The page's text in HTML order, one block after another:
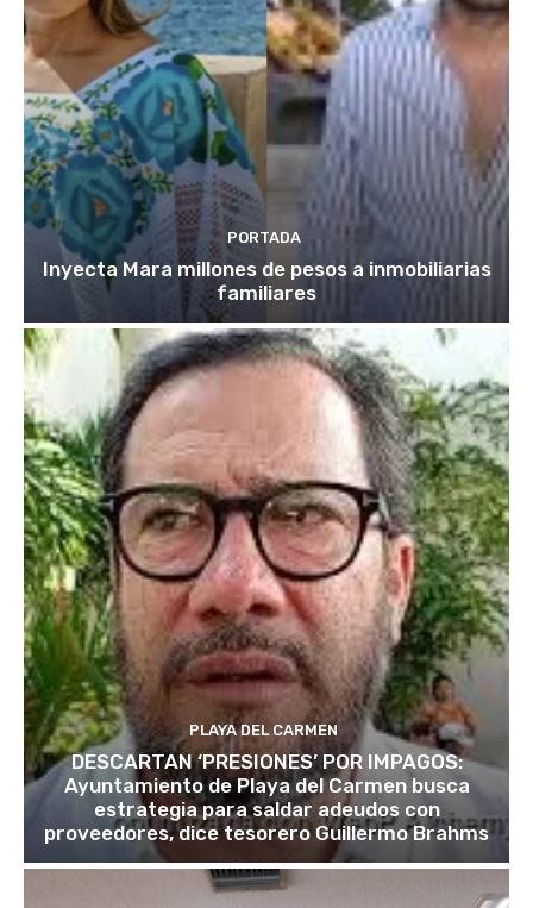
PORTADA
Inyecta Mara millones de pesos a inmobiliarias
familiares
PLAYA DEL CARMEN
DESCARTAN ‘PRESIONES’ POR IMPAGOS:
Ayuntamiento de Playa del Carmen busca
estrategia para saldar adeudos con
proveedores, dice tesorero Guillermo Brahms